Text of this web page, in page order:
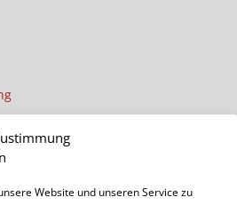
Website und unseren Service zu